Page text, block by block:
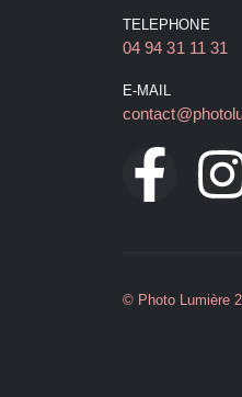
TELEPHONE
04 94 31 11 31
E-MAIL
© Photo Lumière